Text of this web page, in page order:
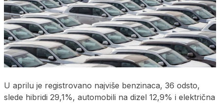
U aprilu je registrovano najviše benzinaca, 36 odsto,
slede hibridi 29,1%, automobili na dizel 12,9% i električna